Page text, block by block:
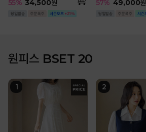
55% 34,500원 57% 49,000원
원피스 BSET 20